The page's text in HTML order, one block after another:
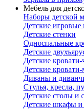
Мебель для
Наборы детской
Детские игровые
Детские стенки
Односпальные
Детские
Детские кровати-
Детские
Диваны и
Стулья, кресла,
Детские столы и
Детские шкафы